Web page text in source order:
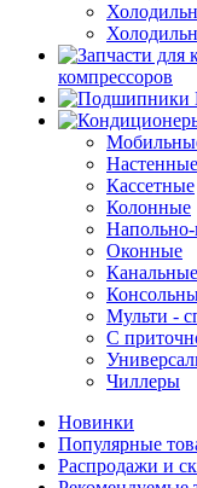
компрессоров
Настенные
Кассетные
Колонные
Оконные
Канальные
Мульти -
С
Чиллеры
Новинки
Популярные
Распродажи и